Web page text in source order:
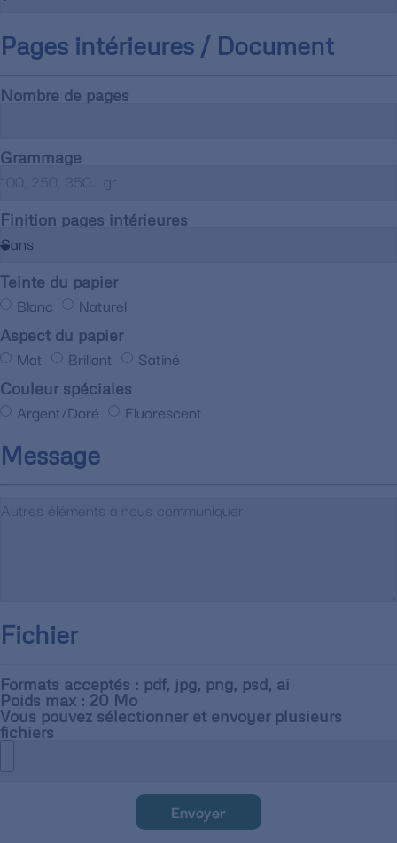
Pages intérieures / Document
Nombre de pages
Grammage
Finition pages intérieures
Teinte du papier
Blanc Naturel
Aspect du papier
Mat Brillant Satiné
Couleur spéciales
Argent/Doré Fluorescent
Message
Fichier
Formats acceptés : pdf, jpg, png, psd, ai
Poids max : 20 Mo
Vous pouvez sélectionner et envoyer plusieurs
fichiers
Envoyer